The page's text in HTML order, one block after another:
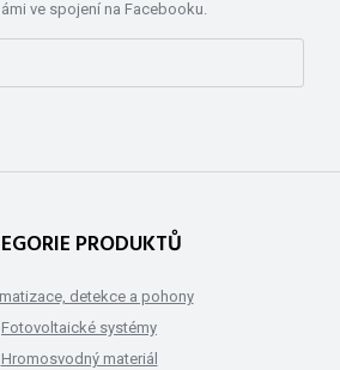
ve spojení na Facebooku.
PRODUKTŮ
detekce a pohony
Fotovoltaické systémy
Hromosvodný materiál